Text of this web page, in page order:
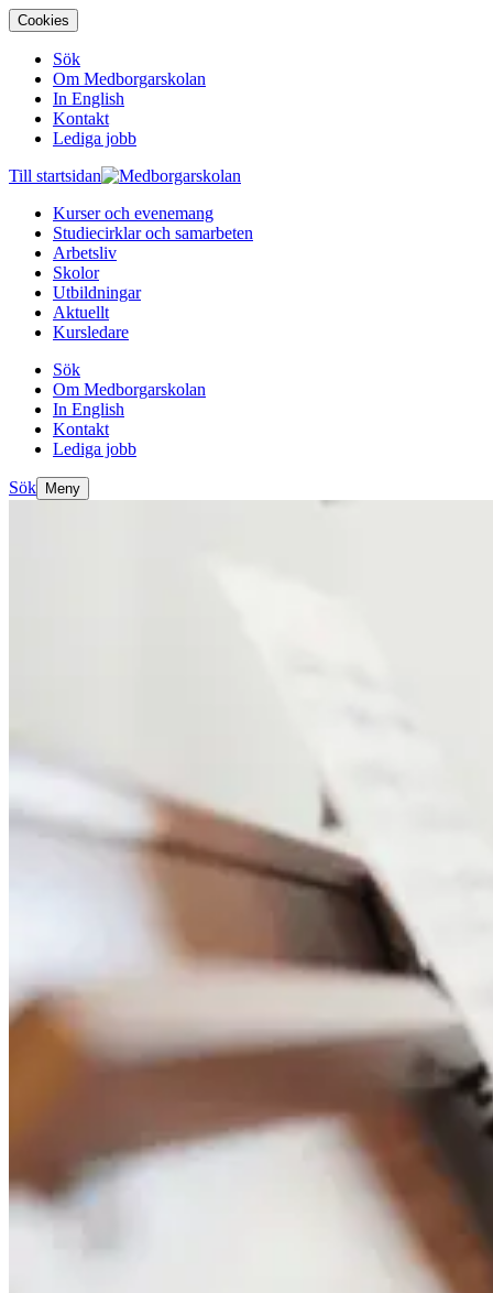
Cookies
Sök
Om Medborgarskolan
In English
Kontakt
Lediga jobb
Till startsidan
Kurser och evenemang
Studiecirklar och samarbeten
Arbetsliv
Skolor
Utbildningar
Aktuellt
Kursledare
Sök
Om Medborgarskolan
In English
Kontakt
Lediga jobb
Sök Meny